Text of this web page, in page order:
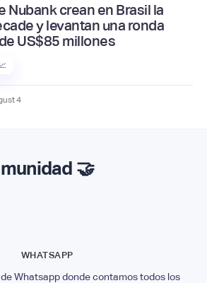
Nubank crean en Brasil la
y levantan una ronda
US$85 millones
4
🤝
WHATSAPP
Whatsapp donde contamos todos los